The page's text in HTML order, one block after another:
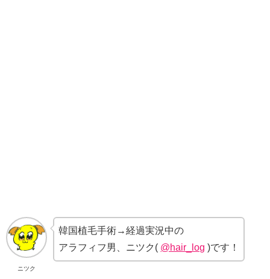
ニツク
韓国植毛手術→経過実況中の
アラフィフ男、ニツク( @hair_log )です！